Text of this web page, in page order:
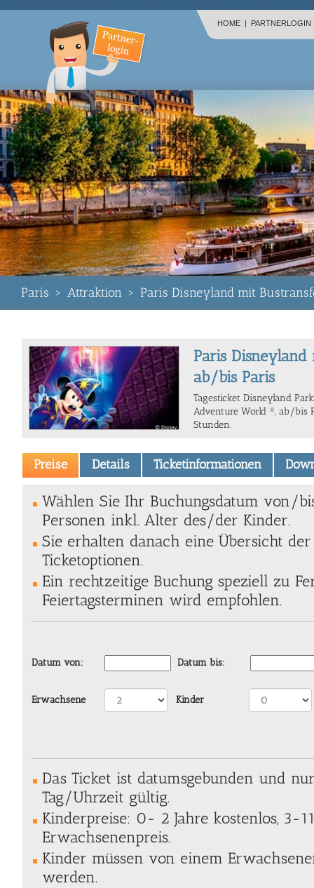
HOME | PARTNERLOGIN
Paris > Attraktion > Paris Disneyland mit
Paris
ab/bis Paris
Tagesticket Disneyland
Adventure World ®, ab/bis
Stunden.
Preise Details Ticketinformationen
Wählen Sie Ihr Buchungsdatum von/
Personen inkl. Alter des/der Kinder.
Sie erhalten danach eine Übersicht
Ticketoptionen.
Ein rechtzeitige Buchung speziell zu
Feiertagsterminen wird empfohlen.
Datum von: Datum bis:
Erwachsene Kinder
Das Ticket ist datumsgebunden und
Tag/Uhrzeit gültig.
Kinderpreise: 0- 2 Jahre kostenlos, 3-
Erwachsenenpreis.
Kinder müssen von einem
werden.